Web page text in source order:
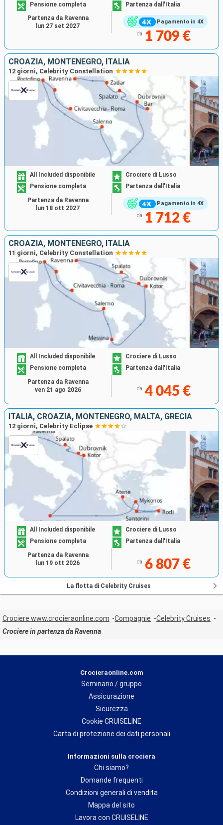
Pagamento in 4X
Pensione completa
Partenza dall'Italia
da 1 709 €
Partenza da Ravenna
lun 27 set 2027
CROAZIA, MONTENEGRO, ITALIA
12 giorni, Celebrity Constellation
Pagamento in 4X
All Included disponibile
Crociere di Lusso
Pensione completa
Partenza dall'Italia
da 1 712 €
Partenza da Ravenna
lun 18 ott 2027
CROAZIA, MONTENEGRO, ITALIA
11 giorni, Celebrity Constellation
All Included disponibile
Crociere di Lusso
Pensione completa
Partenza dall'Italia
da 4 045 €
Partenza da Ravenna
ven 21 ago 2026
ITALIA, CROAZIA, MONTENEGRO, MALTA, GRECIA
12 giorni, Celebrity Eclipse
All Included disponibile
Crociere di Lusso
Pensione completa
Partenza dall'Italia
da 6 807 €
Partenza da Ravenna
lun 19 ott 2026
La flotta di Celebrity Cruises
Crociere www.crocieraonline.com Compagnie
Celebrity Cruises
Crociere in partenza da Ravenna
Crocieraonline.com
Seminario / gruppo
Assicurazione
Sicurezza
Cookie CRUISELINE
Carta di protezione dei dati personali
Informazioni sulla crociera
Chi siamo?
Domande frequenti
Condizioni generali di vendita
Mappa del sito
Lavora con CRUISELINE